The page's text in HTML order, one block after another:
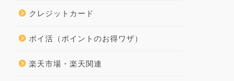
クレジットカード
ポイ活（ポイントのお得ワザ）
楽天市場・楽天関連